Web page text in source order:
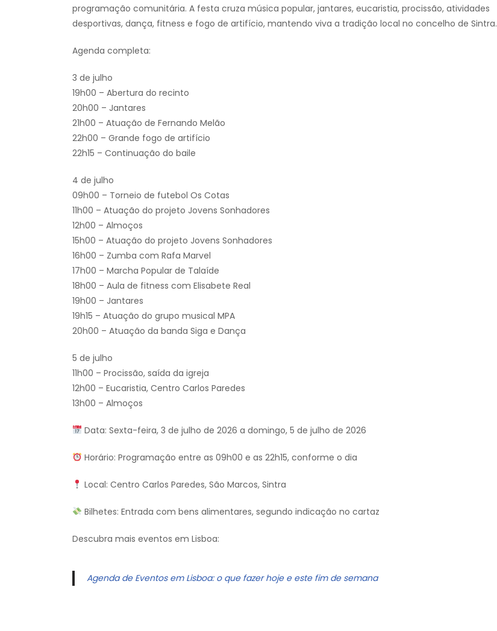
programação comunitária. A festa cruza música popular, jantares, eucaristia, procissão, atividades
desportivas, dança, fitness e fogo de artifício, mantendo viva a tradição local no concelho de Sintra.
Agenda completa:
3 de julho
19h00 – Abertura do recinto
20h00 – Jantares
21h00 – Atuação de Fernando Melão
22h00 – Grande fogo de artifício
22h15 – Continuação do baile
4 de julho
09h00 – Torneio de futebol Os Cotas
11h00 – Atuação do projeto Jovens Sonhadores
12h00 – Almoços
15h00 – Atuação do projeto Jovens Sonhadores
16h00 – Zumba com Rafa Marvel
17h00 – Marcha Popular de Talaíde
18h00 – Aula de fitness com Elisabete Real
19h00 – Jantares
19h15 – Atuação do grupo musical MPA
20h00 – Atuação da banda Siga e Dança
5 de julho
11h00 – Procissão, saída da igreja
12h00 – Eucaristia, Centro Carlos Paredes
13h00 – Almoços
Data: Sexta-feira, 3 de julho de 2026 a domingo, 5 de julho de 2026
Horário: Programação entre as 09h00 e as 22h15, conforme o dia
Local: Centro Carlos Paredes, São Marcos, Sintra
Bilhetes: Entrada com bens alimentares, segundo indicação no cartaz
Descubra mais eventos em Lisboa:
Agenda de Eventos em Lisboa: o que fazer hoje e este fim de semana